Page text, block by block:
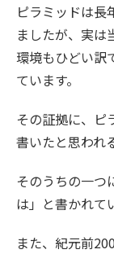
ピラミッドは長
ましたが、実は
環境もひどい訳
ています。
その証拠に、ピ
書いたと思われ
そのうちの一つ
は」と書かれて
また、紀元前